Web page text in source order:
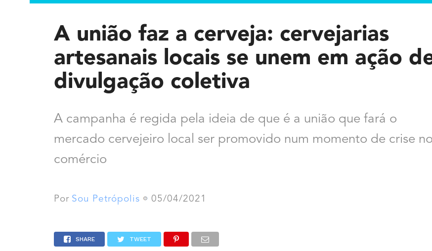
A união faz a cerveja: cervejarias
artesanais locais se unem em ação
divulgação coletiva
A campanha é regida pela ideia de que é a união que fará o
mercado cervejeiro local ser promovido num momento de crise no
comércio
Por Sou Petrópolis 05/04/2021
SHARE TWEET